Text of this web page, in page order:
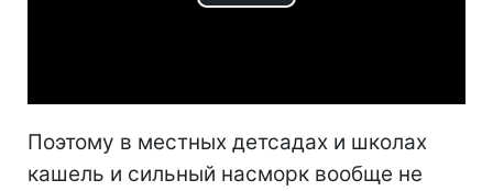
Поэтому в местных детсадах и школах
кашель и сильный насморк вообще не